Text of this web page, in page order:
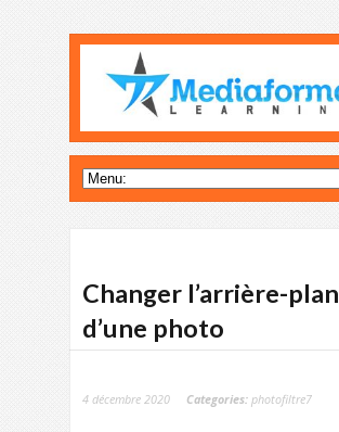
Changer l’arrière-plan
d’une photo
4 décembre 2020 Categories: photofiltre7